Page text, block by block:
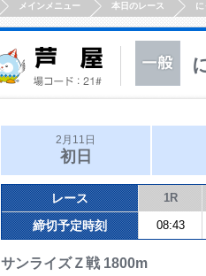
HOMEメインメニュー 本日のレース
2月11日
初日
レース 1R
締切予定時刻 08:43
サンライズＺ戦 1800m